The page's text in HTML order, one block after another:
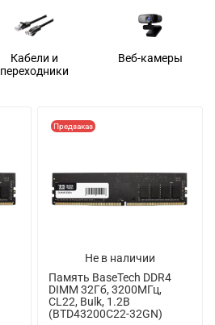
Кабели и
переходники
Веб-камеры
Не в наличии
Предзаказ
Память BaseTech DDR4
DIMM 32Гб, 3200МГц,
CL22, Bulk, 1.2В
(BTD43200C22-32GN)